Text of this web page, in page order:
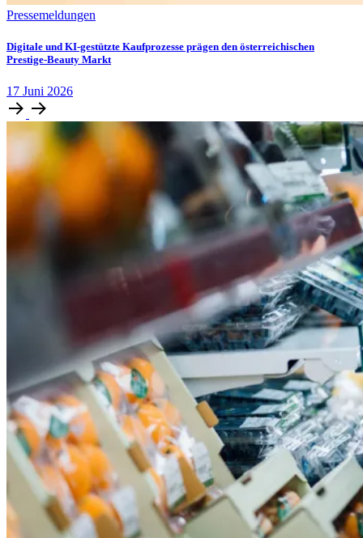
Pressemeldungen
Digitale und KI-gestützte Kaufprozesse prägen den österreichischen
Prestige-Beauty Markt
17 Juni 2026